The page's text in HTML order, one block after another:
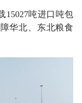
15027吨进口吨包
华北、东北粮食